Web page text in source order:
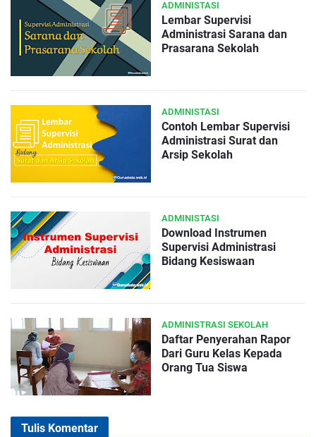
ADMINISTASI
Lembar Supervisi
Administrasi Sarana dan
Prasarana Sekolah
ADMINISTASI
Contoh Lembar Supervisi
Administrasi Surat dan
Arsip Sekolah
ADMINISTASI
Download Instrumen
Supervisi Administrasi
Bidang Kesiswaan
ADMINISTRASI SEKOLAH
Daftar Penyerahan Rapor
Dari Guru Kelas Kepada
Orang Tua Siswa
Tulis Komentar